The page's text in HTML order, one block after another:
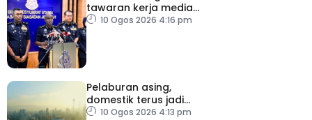
tawaran kerja media
sosial tumpas
10 Ogos 2026 4:16 pm
Pelaburan asing,
domestik terus jadi
pemangkin pertumbuhan
10 Ogos 2026 4:13 pm